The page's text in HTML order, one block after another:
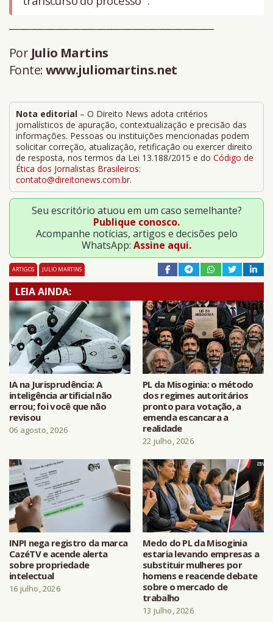
Por Julio Martins
Fonte:www.juliomartins.net
Nota editorial – O Direito News adota critérios
jornalísticos de apuração, contextualização e precisão das
informações. Pessoas ou instituições mencionadas podem
solicitar correção, atualização, retificação ou exercer direito
de resposta, nos termos da Lei 13.188/2015 e do Código de
Ética dos Jornalistas Brasileiros:
contato@direitonews.com.br.
Seu escritório atuou em um caso semelhante?
Publique conosco.
Acompanhe notícias, artigos e decisões pelo
WhatsApp: Assine aqui.
ARTIGOS JULIO MARTINS
LEIA AINDA:
IA na Jurisprudência: A
inteligência artificial não
errou; foi você que não
revisou
06 agosto, 2026
PL da Misoginia: o método
dos regimes autoritários
pronto para votação, a
emenda escancara a
realidade
22 julho, 2026
INPI nega registro da marca
CazéTV e acende alerta
sobre propriedade
intelectual
16 julho, 2026
Medo do PL da Misoginia
estaria levando empresas a
substituir mulheres por
homens e reacende debate
sobre o mercado de
trabalho
13 julho, 2026